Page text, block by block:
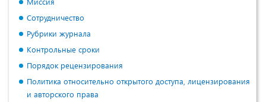
Сотрудничество
Рубрики журнала
Контрольные сроки
Порядок рецензирования
Политика относительно открытого доступа, лицензирования
и авторского права